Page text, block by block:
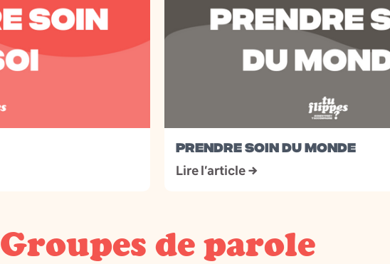
PRENDRE SOIN DU MONDE
Lire l’article →
Groupes de parole